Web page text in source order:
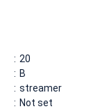
20
B
streamer
Not set